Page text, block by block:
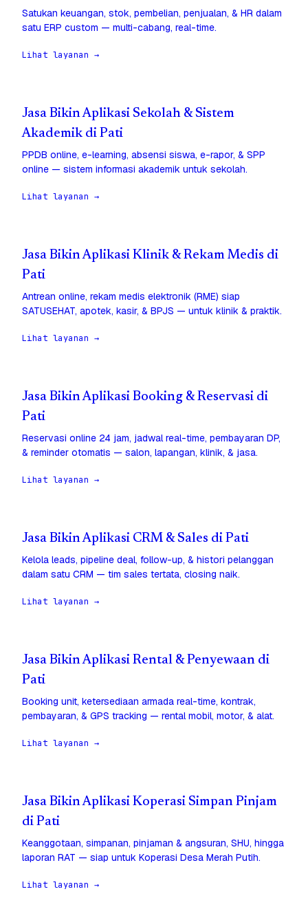
Satukan keuangan, stok, pembelian, penjualan, & HR dalam
satu ERP custom — multi-cabang, real-time.
Lihat layanan →
Jasa Bikin Aplikasi Sekolah & Sistem
Akademik di Pati
PPDB online, e-learning, absensi siswa, e-rapor, & SPP
online — sistem informasi akademik untuk sekolah.
Lihat layanan →
Jasa Bikin Aplikasi Klinik & Rekam Medis di
Pati
Antrean online, rekam medis elektronik (RME) siap
SATUSEHAT, apotek, kasir, & BPJS — untuk klinik & praktik.
Lihat layanan →
Jasa Bikin Aplikasi Booking & Reservasi di
Pati
Reservasi online 24 jam, jadwal real-time, pembayaran DP,
& reminder otomatis — salon, lapangan, klinik, & jasa.
Lihat layanan →
Jasa Bikin Aplikasi CRM & Sales di Pati
Kelola leads, pipeline deal, follow-up, & histori pelanggan
dalam satu CRM — tim sales tertata, closing naik.
Lihat layanan →
Jasa Bikin Aplikasi Rental & Penyewaan di
Pati
Booking unit, ketersediaan armada real-time, kontrak,
pembayaran, & GPS tracking — rental mobil, motor, & alat.
Lihat layanan →
Jasa Bikin Aplikasi Koperasi Simpan Pinjam
di Pati
Keanggotaan, simpanan, pinjaman & angsuran, SHU, hingga
laporan RAT — siap untuk Koperasi Desa Merah Putih.
Lihat layanan →